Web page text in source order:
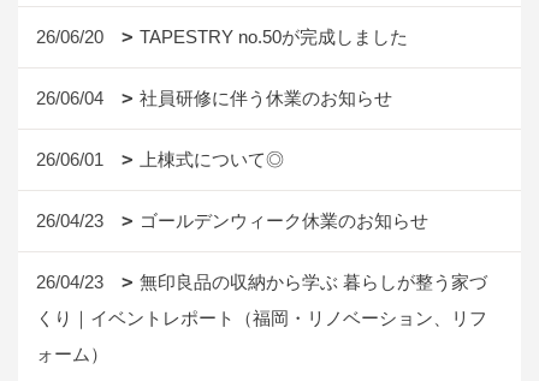
26/06/20 TAPESTRY no.50が完成しました
26/06/04 社員研修に伴う休業のお知らせ
26/06/01 上棟式について◎
26/04/23 ゴールデンウィーク休業のお知らせ
26/04/23
無印良品の収納から学ぶ 暮らしが整う家づ
くり｜イベントレポート（福岡・リノベーション、リフ
ォーム）